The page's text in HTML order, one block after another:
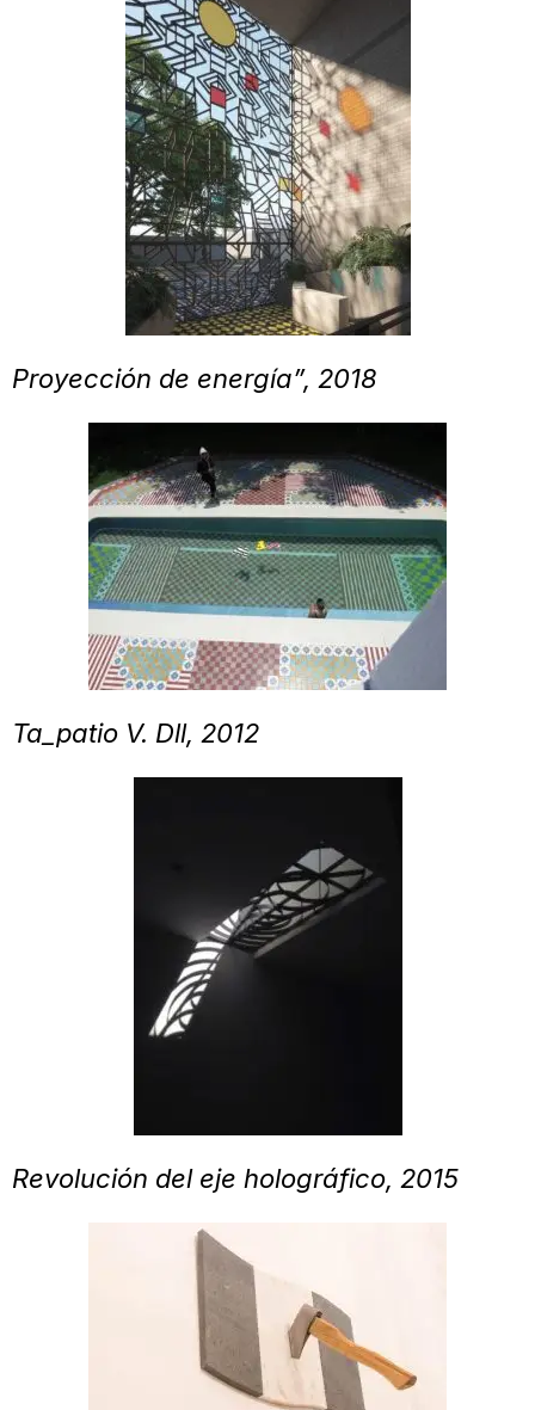
Proyección de energía”, 2018
Ta_patio V. Dll, 2012
Revolución del eje holográfico, 2015